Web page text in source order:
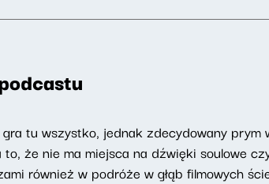
tu wszystko, jednak zdecydowany prym
to, że nie ma miejsca na dźwięki soulowe
również w podróże w głąb filmowych